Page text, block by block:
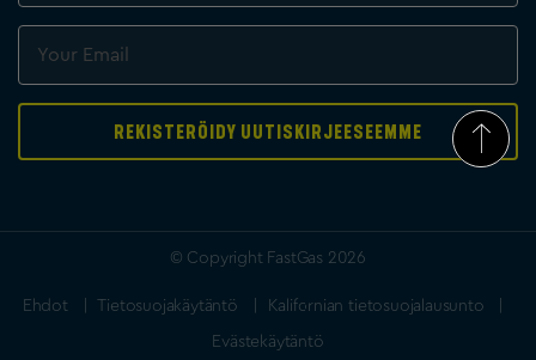
© Copyright FastGas 2026
Ehdot Tietosuojakäytäntö Kalifornian tietosuojalausunto
Evästekäytäntö